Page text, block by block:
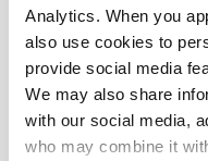
Analytics. When you
also use cookies to
provide social media
We may also share
with our social media,
who may combine it
épaisseur incl. profil:25
Voir les détails